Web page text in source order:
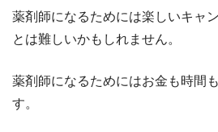
薬剤師になるためには楽しいキャ
とは難しいかもしれません。
薬剤師になるためにはお金も時間
す。